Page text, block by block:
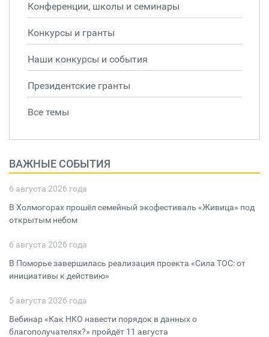
Конференции, школы и семинары
Конкурсы и гранты
Наши конкурсы и события
Президентские гранты
Все темы
ВАЖНЫЕ СОБЫТИЯ
6 августа 2026 года
В Холмогорах прошёл семейный экофестиваль «Живица» под
открытым небом
6 августа 2026 года
В Поморье завершилась реализация проекта «Сила ТОС: от
инициативы к действию»
5 августа 2026 года
Вебинар «Как НКО навести порядок в данных о
благополучателях?» пройдёт 11 августа